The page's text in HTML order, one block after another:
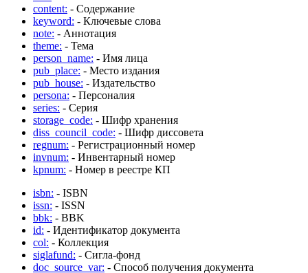
content: - Содержание
keyword: - Ключевые слова
note: - Аннотация
theme: - Тема
person_name: - Имя лица
pub_place: - Место издания
pub_house: - Издательство
persona: - Персоналия
series: - Серия
storage_code: - Шифр хранения
diss_council_code: - Шифр диссовета
regnum: - Регистрационный номер
invnum: - Инвентарный номер
kpnum: - Номер в реестре КП
isbn: - ISBN
issn: - ISSN
bbk: - BBK
id: - Идентификатор документа
col: - Коллекция
siglafund: - Сигла-фонд
doc_source_var: - Способ получения документа